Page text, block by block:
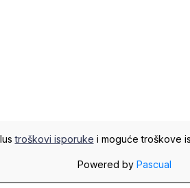
troškovi isporuke i moguće troškove
Powered by Pascual